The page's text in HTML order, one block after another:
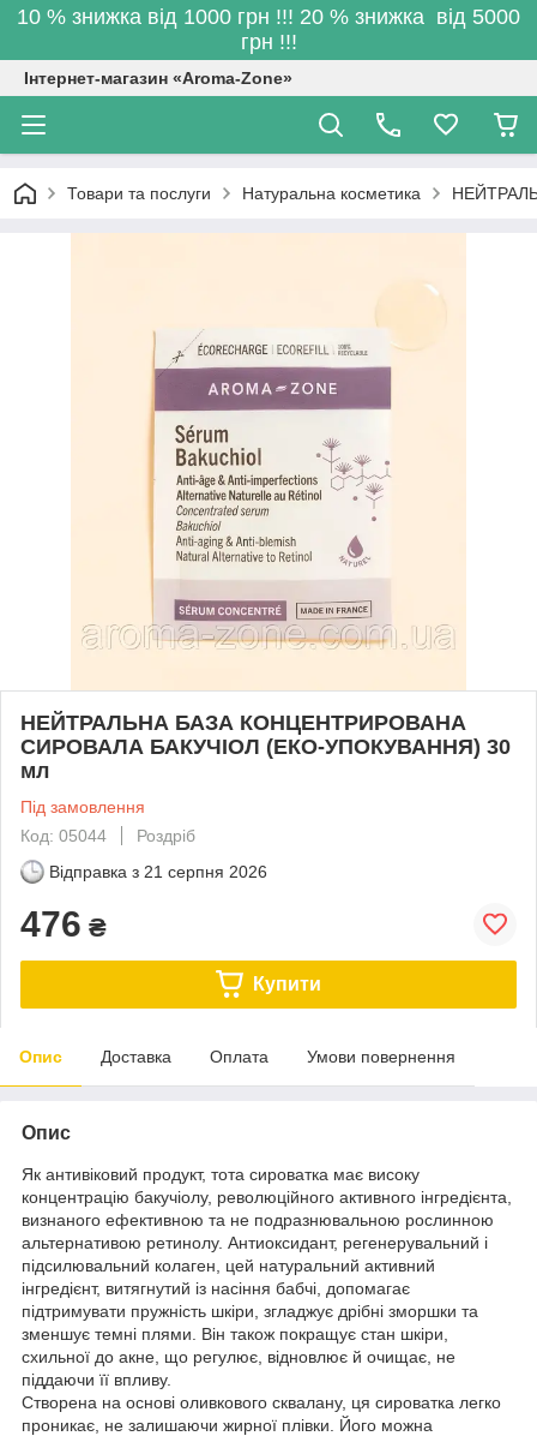
10 % знижка від 1000 грн !!! 20 % знижка від 5000
грн !!!
Інтернет-магазин «Aroma-Zone»
Товари та послуги Натуральна косметика
НЕЙТРАЛЬНА БАЗА КОНЦЕНТРИРОВАНА
СИРОВАЛА БАКУЧІОЛ (ЕКО-УПОКУВАННЯ) 30
мл
Під замовлення
Код: 05044
Роздріб
Відправка з 21 серпня 2026
476 ₴
Купити
Опис Доставка Оплата Умови повернення
Опис
Як антивіковий продукт, тота сироватка має високу
концентрацію бакучіолу, революційного активного інгредієнта,
визнаного ефективною та не подразнювальною рослинною
альтернативою ретинолу. Антиоксидант, регенерувальний і
підсилювальний колаген, цей натуральний активний
інгредієнт, витягнутий із насіння бабчі, допомагає
підтримувати пружність шкіри, згладжує дрібні зморшки та
зменшує темні плями. Він також покращує стан шкіри,
схильної до акне, що регулює, відновлює й очищає, не
піддаючи її впливу.
Створена на основі оливкового сквалану, ця сироватка легко
проникає, не залишаючи жирної плівки. Його можна